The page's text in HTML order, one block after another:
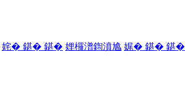
姹� 鍖� 鍖� 娌欏潽鍧濆尯 娓� 鍖� 鍖�